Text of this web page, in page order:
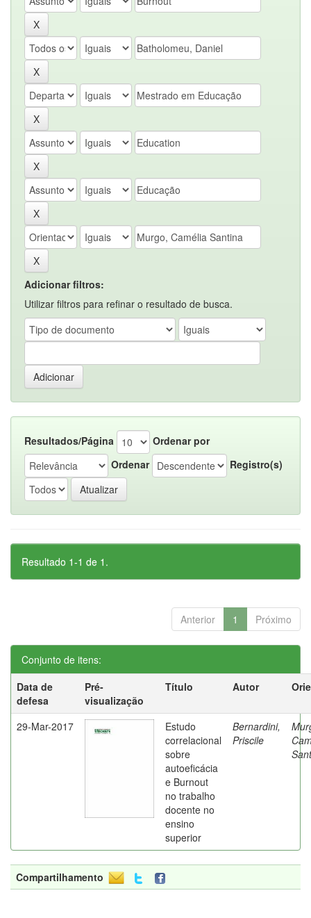
Adicionar filtros:
Utilizar filtros para refinar o resultado de busca.
Resultados/Página
Ordenar por
Ordenar
Registro(s)
Resultado 1-1 de 1.
Anterior 1 Próximo
Conjunto de itens:
Data de
defesa
Pré-
visualização
Título Autor
29-Mar-2017
Estudo
correlacional
sobre
autoeficácia
e Burnout
no trabalho
docente no
ensino
superior
Bernardini,
Priscile
Compartilhamento